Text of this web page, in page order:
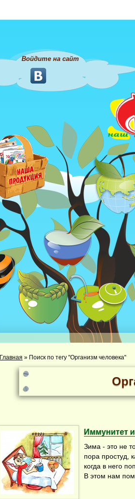
Войдите на сайт
Главная » Поиск по тегу "Организм человека"
Иммунитет
Зима - это не
пора простуд,
когда в него
В этом нам